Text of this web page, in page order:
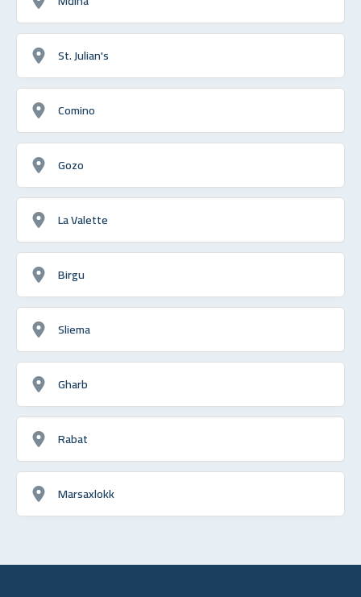
St. Julian's
Comino
Gozo
La Valette
Birgu
Sliema
Gharb
Rabat
Marsaxlokk